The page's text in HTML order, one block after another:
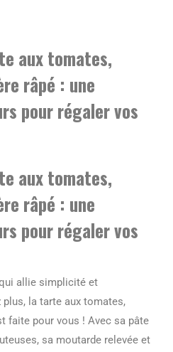
aux tomates,
râpé : une
pour régaler vos
aux tomates,
râpé : une
pour régaler vos
allie simplicité et
la tarte aux tomates,
faite pour vous ! Avec sa pâte
sa moutarde relevée et